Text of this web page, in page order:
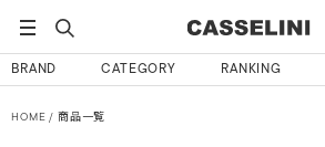
BRAND CATEGORY RANKING
HOME 商品一覧